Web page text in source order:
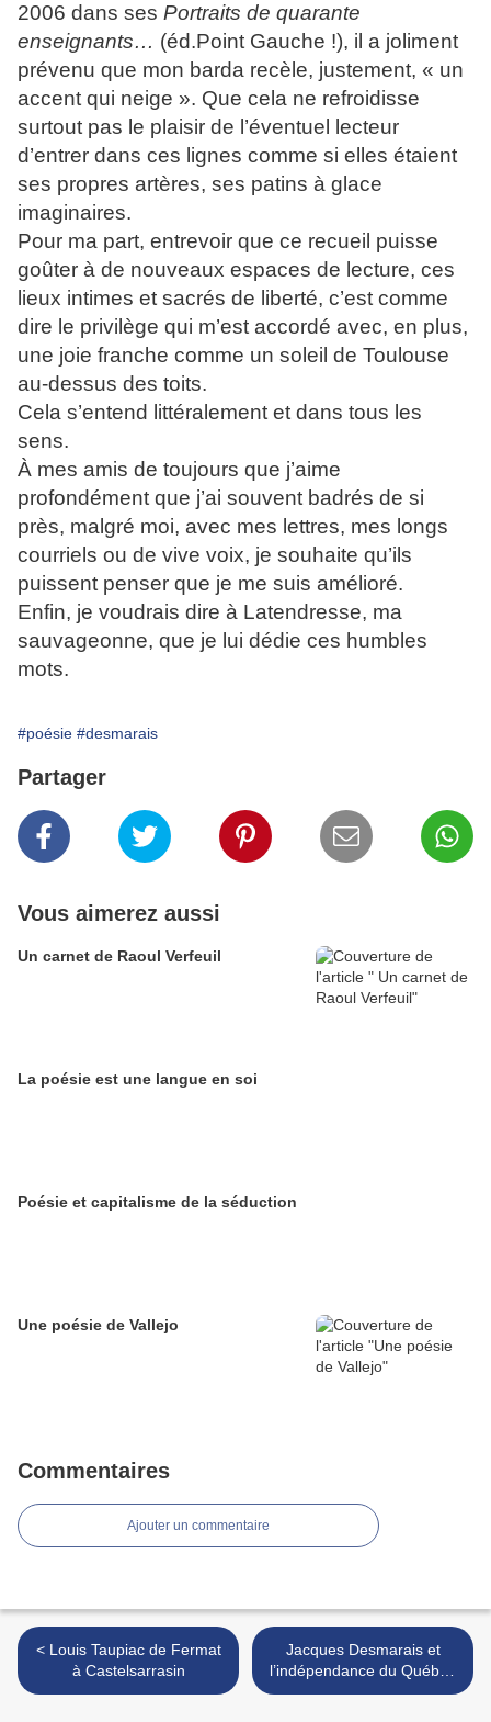
2006 dans ses Portraits de quarante
enseignants… (éd.Point Gauche !), il a joliment
prévenu que mon barda recèle, justement, « un
accent qui neige ». Que cela ne refroidisse
surtout pas le plaisir de l’éventuel lecteur
d’entrer dans ces lignes comme si elles étaient
ses propres artères, ses patins à glace
imaginaires.
Pour ma part, entrevoir que ce recueil puisse
goûter à de nouveaux espaces de lecture, ces
lieux intimes et sacrés de liberté, c’est comme
dire le privilège qui m’est accordé avec, en plus,
une joie franche comme un soleil de Toulouse
au-dessus des toits.
Cela s’entend littéralement et dans tous les
sens.
À mes amis de toujours que j’aime
profondément que j’ai souvent badrés de si
près, malgré moi, avec mes lettres, mes longs
courriels ou de vive voix, je souhaite qu’ils
puissent penser que je me suis amélioré.
Enfin, je voudrais dire à Latendresse, ma
sauvageonne, que je lui dédie ces humbles
mots.
#poésie #desmarais
Partager
Vous aimerez aussi
Un carnet de Raoul Verfeuil
La poésie est une langue en soi
Poésie et capitalisme de la séduction
Une poésie de Vallejo
Commentaires
Ajouter un commentaire
< Louis Taupiac de Fermat
à Castelsarrasin
Jacques Desmarais et
l’indépendance du Québec
(7) >